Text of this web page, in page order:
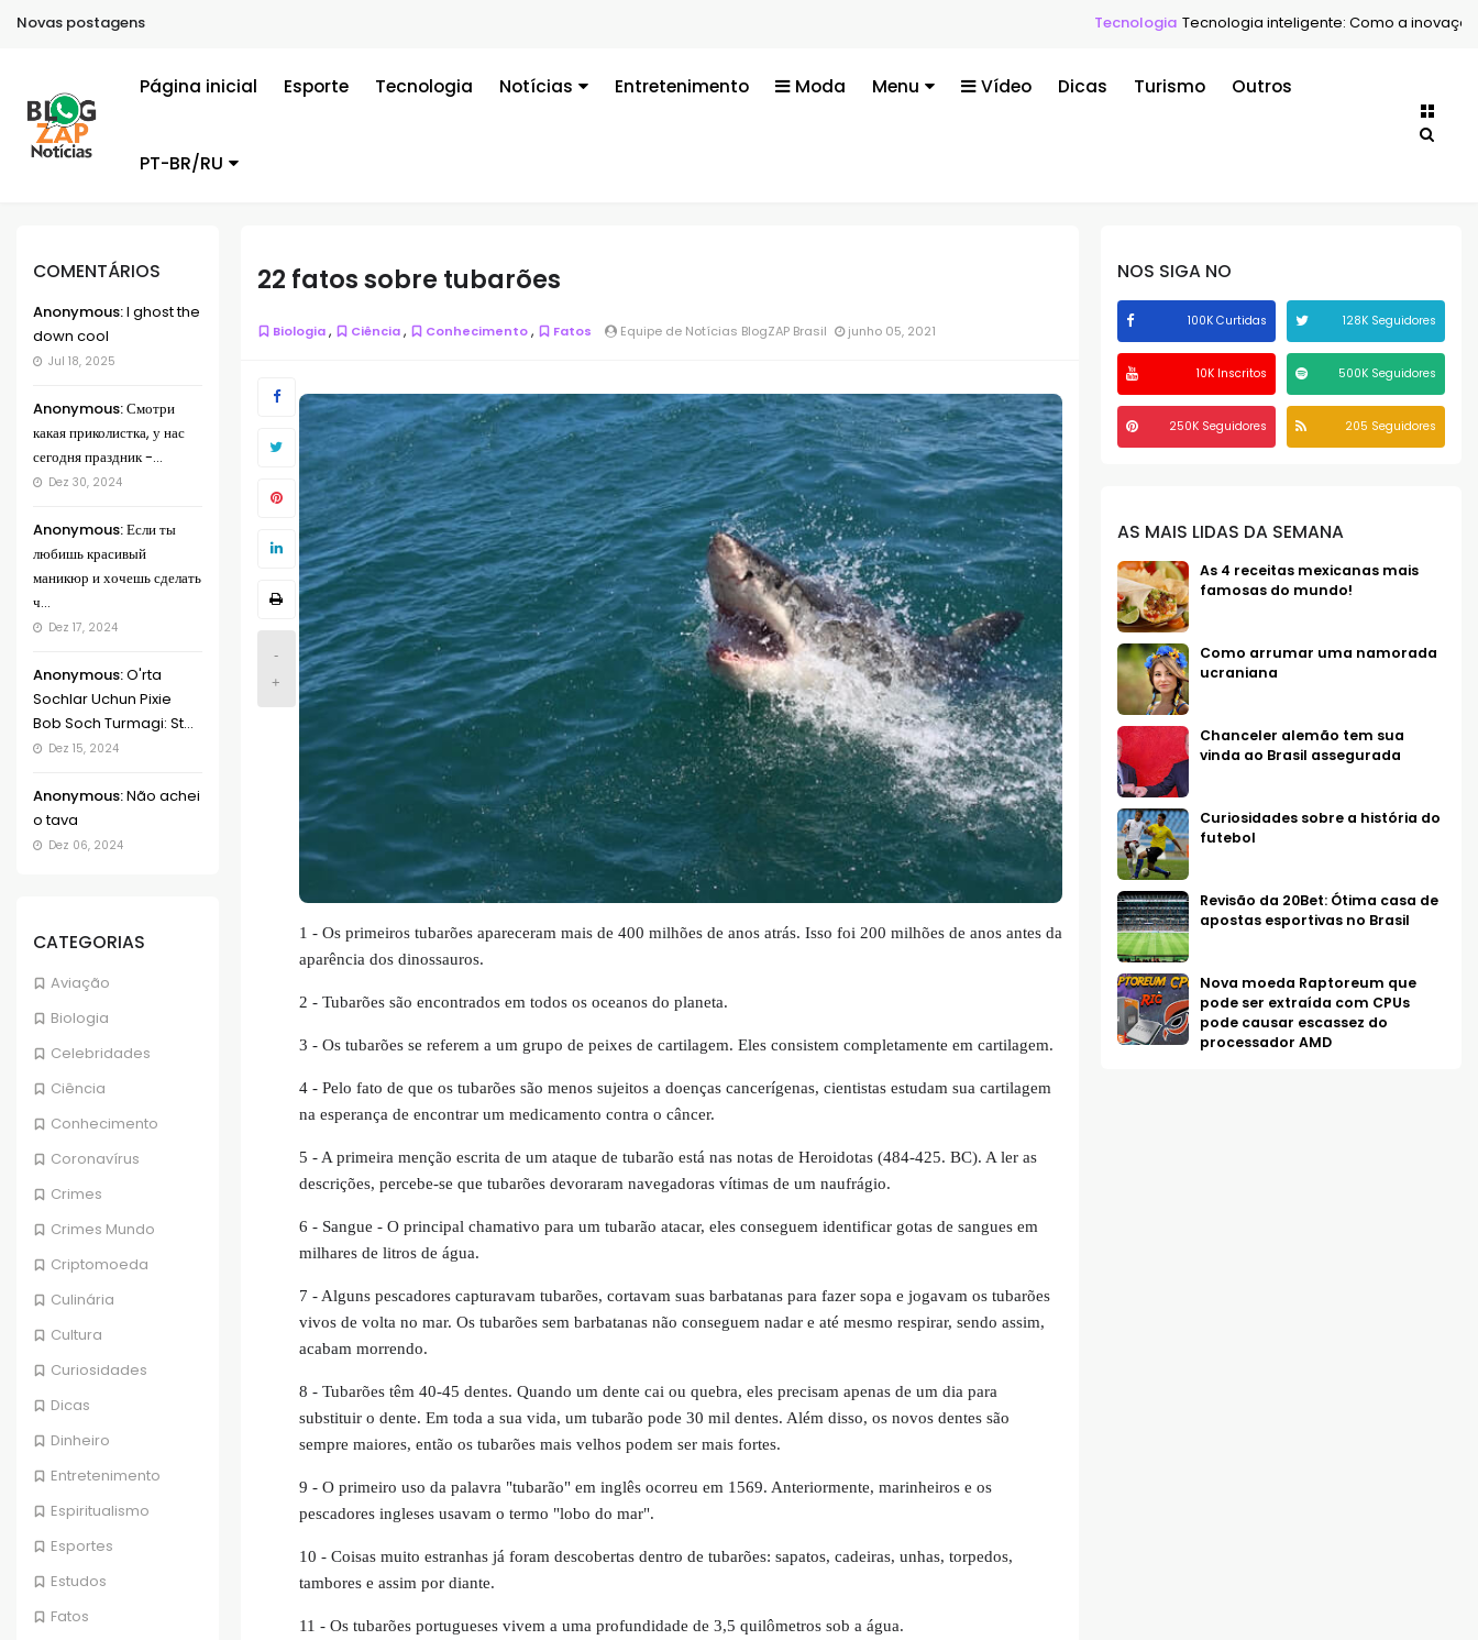
Tecnologia inteligente: Como a inovação está
Novas postagens
Página inicial Esporte Tecnologia Notícias Entretenimento Moda Menu Vídeo Dicas Turismo Outros
PT-BR/RU
COMENTÁRIOS
Anonymous:I ghost the
down cool
Jul 18, 2025
Anonymous:Смотри
какая приколистка, у нас
сегодня праздник -...
Dez 30, 2024
Anonymous:Если ты
любишь красивый
маникюр и хочешь сделать
ч...
Dez 17, 2024
Anonymous:O'rta
Sochlar Uchun Pixie
Bob Soch Turmagi: St...
Dez 15, 2024
Anonymous:Não achei
o tava
Dez 06, 2024
CATEGORIAS
Aviação
Biologia
Celebridades
Ciência
Conhecimento
Coronavírus
Crimes
Crimes Mundo
Criptomoeda
Culinária
Cultura
Curiosidades
Dicas
Dinheiro
Entretenimento
Espiritualismo
Esportes
Estudos
Fatos
22 fatos sobre tubarões
Biologia, Ciência, Conhecimento, Fatos Equipe de Notícias BlogZAP Brasil junho 05, 2021
-
+
1 - Os primeiros tubarões apareceram mais de 400 milhões de anos atrás. Isso foi 200 milhões de anos antes da
aparência dos dinossauros.
2 - Tubarões são encontrados em todos os oceanos do planeta.
3 - Os tubarões se referem a um grupo de peixes de cartilagem. Eles consistem completamente em cartilagem.
4 - Pelo fato de que os tubarões são menos sujeitos a doenças cancerígenas, cientistas estudam sua cartilagem
na esperança de encontrar um medicamento contra o câncer.
5 - A primeira menção escrita de um ataque de tubarão está nas notas de Heroidotas (484-425. BC). A ler as
descrições, percebe-se que tubarões devoraram navegadoras vítimas de um naufrágio.
6 - Sangue - O principal chamativo para um tubarão atacar, eles conseguem identificar gotas de sangues em
milhares de litros de água.
7 - Alguns pescadores capturavam tubarões, cortavam suas barbatanas para fazer sopa e jogavam os tubarões
vivos de volta no mar. Os tubarões sem barbatanas não conseguem nadar e até mesmo respirar, sendo assim,
acabam morrendo.
8 - Tubarões têm 40-45 dentes. Quando um dente cai ou quebra, eles precisam apenas de um dia para
substituir o dente. Em toda a sua vida, um tubarão pode 30 mil dentes. Além disso, os novos dentes são
sempre maiores, então os tubarões mais velhos podem ser mais fortes.
9 - O primeiro uso da palavra "tubarão" em inglês ocorreu em 1569. Anteriormente, marinheiros e os
pescadores ingleses usavam o termo "lobo do mar".
10 - Coisas muito estranhas já foram descobertas dentro de tubarões: sapatos, cadeiras, unhas, torpedos,
tambores e assim por diante.
11 - Os tubarões portugueses vivem a uma profundidade de 3,5 quilômetros sob a água.
NOS SIGA NO
100K Curtidas 128K Seguidores
10K Inscritos 500K Seguidores
250K Seguidores 205 Seguidores
AS MAIS LIDAS DA SEMANA
As 4 receitas mexicanas mais
famosas do mundo!
Como arrumar uma namorada
ucraniana
Chanceler alemão tem sua
vinda ao Brasil assegurada
Curiosidades sobre a história do
futebol
Revisão da 20Bet: Ótima casa de
apostas esportivas no Brasil
Nova moeda Raptoreum que
pode ser extraída com CPUs
pode causar escassez do
processador AMD